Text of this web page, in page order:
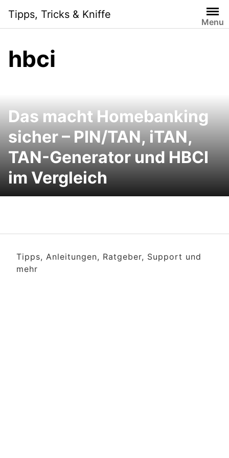
content
Tipps, Tricks & Kniffe
Menu
hbci
Das macht Homebanking
sicher – PIN/TAN, iTAN,
TAN-Generator und HBCI
im Vergleich
Tipps, Anleitungen, Ratgeber, Support und
mehr